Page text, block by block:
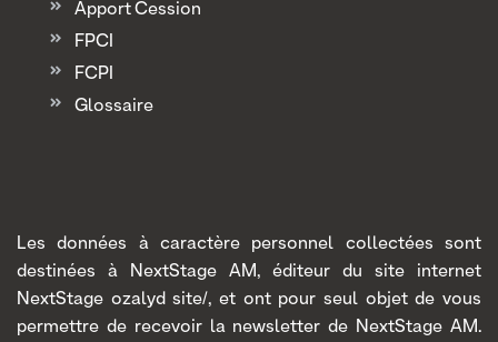
Apport Cession
FPCI
FCPI
Glossaire
Les données à caractère personnel collectées sont
destinées à NextStage AM, éditeur du site internet
NextStage ozalyd site/, et ont pour seul objet de vous
permettre de recevoir la newsletter de NextStage AM.